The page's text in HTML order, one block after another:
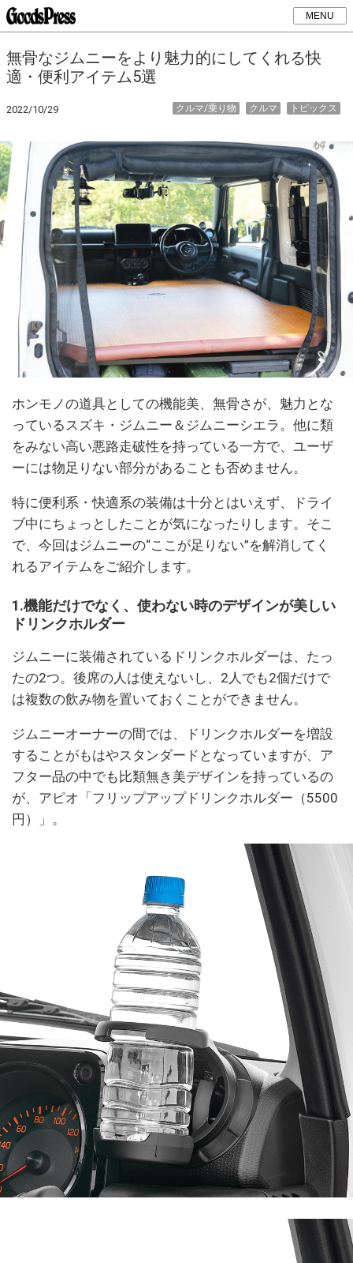
MENU
無骨なジムニーをより魅力的にしてくれる快
適・便利アイテム5選
2022/10/29 トピックス
クルマ
クルマ/乗り物
ホンモノの道具としての機能美、無骨さが、魅力とな
っているスズキ・ジムニー＆ジムニーシエラ。他に類
をみない高い悪路走破性を持っている一方で、ユーザ
ーには物足りない部分があることも否めません。
特に便利系・快適系の装備は十分とはいえず、ドライ
ブ中にちょっとしたことが気になったりします。そこ
で、今回はジムニーの“ここが足りない”を解消してく
れるアイテムをご紹介します。
1.機能だけでなく、使わない時のデザインが美しい
ドリンクホルダー
ジムニーに装備されているドリンクホルダーは、たっ
たの2つ。後席の人は使えないし、2人でも2個だけで
は複数の飲み物を置いておくことができません。
ジムニーオーナーの間では、ドリンクホルダーを増設
することがもはやスタンダードとなっていますが、ア
フター品の中でも比類無き美デザインを持っているの
が、アピオ「フリップアップドリンクホルダー（5500
円）」。